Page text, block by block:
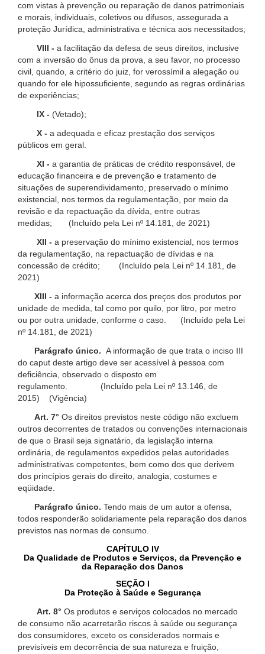
com vistas à prevenção ou reparação de danos patrimoniais
e morais, individuais, coletivos ou difusos, assegurada a
proteção Jurídica, administrativa e técnica aos necessitados;
VIII - a facilitação da defesa de seus direitos, inclusive
com a inversão do ônus da prova, a seu favor, no processo
civil, quando, a critério do juiz, for verossímil a alegação ou
quando for ele hipossuficiente, segundo as regras ordinárias
de experiências;
IX - (Vetado);
X - a adequada e eficaz prestação dos serviços
públicos em geral.
XI - a garantia de práticas de crédito responsável, de
educação financeira e de prevenção e tratamento de
situações de superendividamento, preservado o mínimo
existencial, nos termos da regulamentação, por meio da
revisão e da repactuação da dívida, entre outras
medidas; (Incluído pela Lei nº 14.181, de 2021)
XII - a preservação do mínimo existencial, nos termos
da regulamentação, na repactuação de dívidas e na
concessão de crédito; (Incluído pela Lei nº 14.181, de
2021)
XIII - a informação acerca dos preços dos produtos por
unidade de medida, tal como por quilo, por litro, por metro
ou por outra unidade, conforme o caso. (Incluído pela Lei
nº 14.181, de 2021)
Parágrafo único. A informação de que trata o inciso III
do caput deste artigo deve ser acessível à pessoa com
deficiência, observado o disposto em
regulamento. (Incluído pela Lei nº 13.146, de
2015) (Vigência)
Art. 7° Os direitos previstos neste código não excluem
outros decorrentes de tratados ou convenções internacionais
de que o Brasil seja signatário, da legislação interna
ordinária, de regulamentos expedidos pelas autoridades
administrativas competentes, bem como dos que derivem
dos princípios gerais do direito, analogia, costumes e
eqüidade.
Parágrafo único. Tendo mais de um autor a ofensa,
todos responderão solidariamente pela reparação dos danos
previstos nas normas de consumo.
CAPÍTULO IV
Da Qualidade de Produtos e Serviços, da Prevenção e
da Reparação dos Danos
SEÇÃO I
Da Proteção à Saúde e Segurança
Art. 8° Os produtos e serviços colocados no mercado
de consumo não acarretarão riscos à saúde ou segurança
dos consumidores, exceto os considerados normais e
previsíveis em decorrência de sua natureza e fruição,